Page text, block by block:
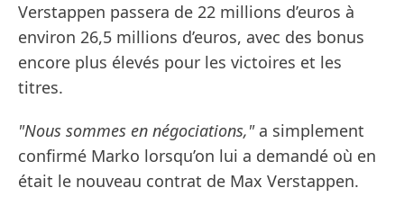
Verstappen passera de 22 millions d’euros à
environ 26,5 millions d’euros, avec des bonus
encore plus élevés pour les victoires et les
titres.
"Nous sommes en négociations,"a simplement
confirmé Marko lorsqu’on lui a demandé où en
était le nouveau contrat de Max Verstappen.